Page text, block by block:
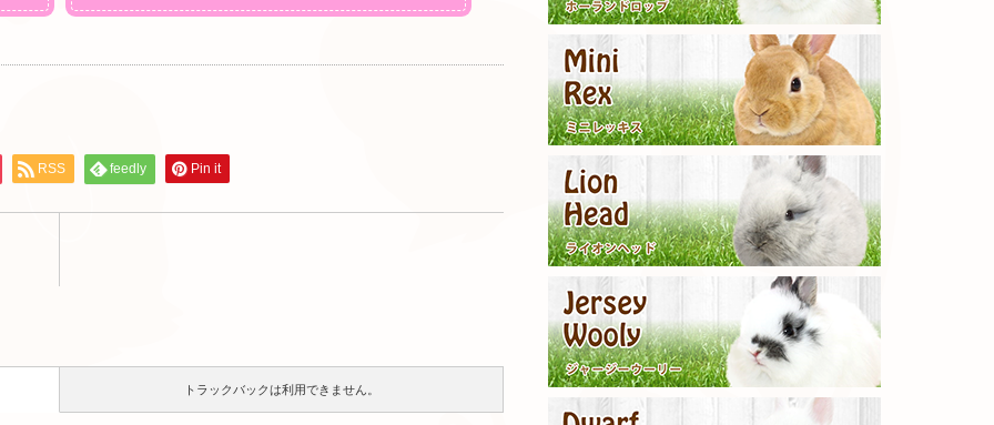
RSS feedly Pin it
トラックバックは利用できません。